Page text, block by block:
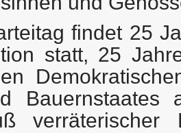
findet 25
statt, 25
Bauernstaates
verräterischer